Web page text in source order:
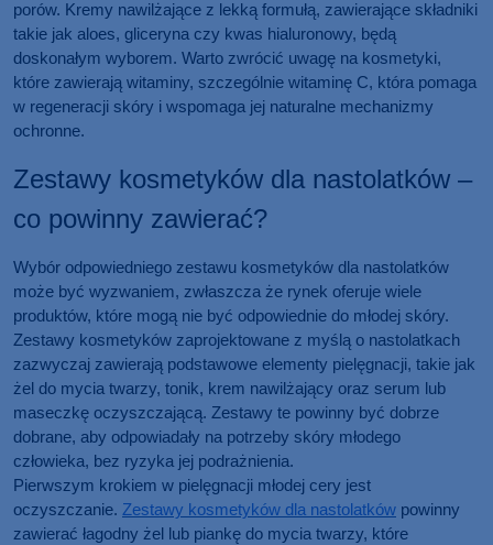
porów. Kremy nawilżające z lekką formułą, zawierające składniki
takie jak aloes, gliceryna czy kwas hialuronowy, będą
doskonałym wyborem. Warto zwrócić uwagę na kosmetyki,
które zawierają witaminy, szczególnie witaminę C, która pomaga
w regeneracji skóry i wspomaga jej naturalne mechanizmy
ochronne.
Zestawy kosmetyków dla nastolatków –
co powinny zawierać?
Wybór odpowiedniego zestawu kosmetyków dla nastolatków
może być wyzwaniem, zwłaszcza że rynek oferuje wiele
produktów, które mogą nie być odpowiednie do młodej skóry.
Zestawy kosmetyków zaprojektowane z myślą o nastolatkach
zazwyczaj zawierają podstawowe elementy pielęgnacji, takie jak
żel do mycia twarzy, tonik, krem nawilżający oraz serum lub
maseczkę oczyszczającą. Zestawy te powinny być dobrze
dobrane, aby odpowiadały na potrzeby skóry młodego
człowieka, bez ryzyka jej podrażnienia.
Pierwszym krokiem w pielęgnacji młodej cery jest
oczyszczanie. Zestawy kosmetyków dla nastolatków powinny
zawierać łagodny żel lub piankę do mycia twarzy, które